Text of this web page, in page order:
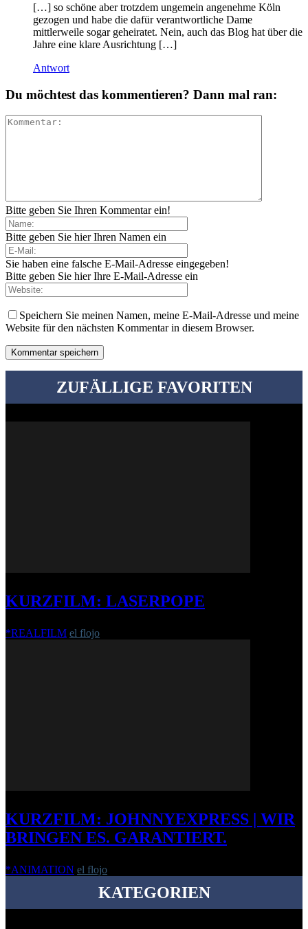
[…] so schöne aber trotzdem ungemein angenehme Köln
gezogen und habe die dafür verantwortliche Dame
mittlerweile sogar geheiratet. Nein, auch das Blog hat über die
Jahre eine klare Ausrichtung […]
Antwort
Du möchtest das kommentieren? Dann mal ran:
Bitte geben Sie Ihren Kommentar ein!
Bitte geben Sie hier Ihren Namen ein
Sie haben eine falsche E-Mail-Adresse eingegeben!
Bitte geben Sie hier Ihre E-Mail-Adresse ein
Speichern Sie meinen Namen, meine E-Mail-Adresse und meine
Website für den nächsten Kommentar in diesem Browser.
ZUFÄLLIGE FAVORITEN
KURZFILM: LASERPOPE
*REALFILM el flojo
KURZFILM: JOHNNYEXPRESS | WIR
BRINGEN ES. GARANTIERT.
*ANIMATION el flojo
KATEGORIEN